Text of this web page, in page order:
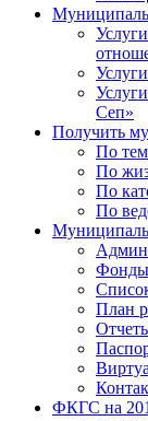
Сеп»
Получить
По
По
По
По
Фонды
План
ФКГС на